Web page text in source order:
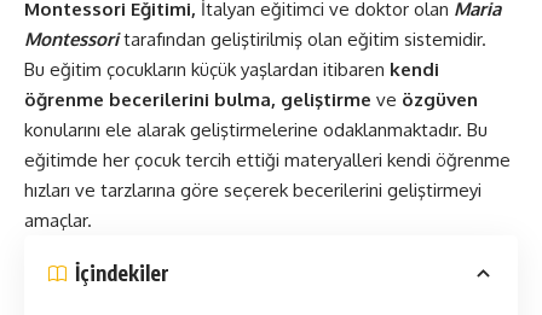
Montessori Eğitimi, İtalyan eğitimci ve doktor olan Maria
Montessoritarafından geliştirilmiş olan eğitim sistemidir.
Bu eğitim çocukların küçük yaşlardan itibaren kendi
öğrenme becerilerini bulma, geliştirme ve özgüven
konularını ele alarak geliştirmelerine odaklanmaktadır. Bu
eğitimde her çocuk tercih ettiği materyalleri kendi öğrenme
hızları ve tarzlarına göre seçerek becerilerini geliştirmeyi
amaçlar.
İçindekiler